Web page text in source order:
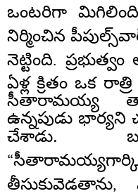
ఒంటరిగా
నిర్మించిన
నెట్టింది.
ఏళ్ల క్రితం ఒక
సీతారామయ్య
ఉన్నపుడు భార్యని
చేశాడు.
“సీతారామయ్యగార్కి